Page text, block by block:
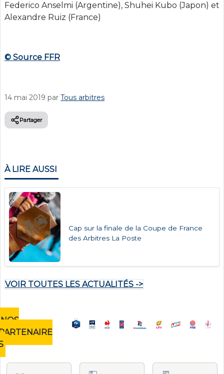
Federico Anselmi (Argentine), Shuhei Kubo (Japon) et
Alexandre Ruiz (France)
© Source FFR
14 mai 2019 par Tous arbitres
Partager
À LIRE AUSSI
Cap sur la finale de la Coupe de France
des Arbitres La Poste
VOIR TOUTES LES ACTUALITÉS ->
NOS